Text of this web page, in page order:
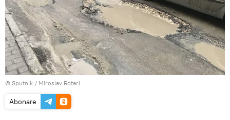
© Sputnik / Miroslav Rotari
Abonare